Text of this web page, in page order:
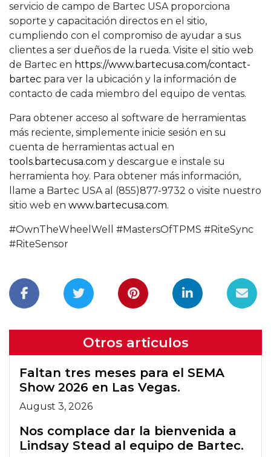
servicio de campo de Bartec USA proporciona
soporte y capacitación directos en el sitio,
cumpliendo con el compromiso de ayudar a sus
clientes a ser dueños de la rueda. Visite el sitio web
de Bartec en https://www.bartecusa.com/contact-
bartec para ver la ubicación y la información de
contacto de cada miembro del equipo de ventas.
Para obtener acceso al software de herramientas
más reciente, simplemente inicie sesión en su
cuenta de herramientas actual en
tools.bartecusa.com y descargue e instale su
herramienta hoy. Para obtener más información,
llame a Bartec USA al (855)877-9732 o visite nuestro
sitio web en www.bartecusa.com.
#OwnTheWheelWell #MastersOfTPMS #RiteSync
#RiteSensor
Otros articulos
Faltan tres meses para el SEMA
Show 2026 en Las Vegas.
August 3, 2026
Nos complace dar la bienvenida a
Lindsay Stead al equipo de Bartec.